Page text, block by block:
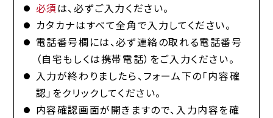
必須は、必ずご入力ください。
カタカナはすべて全角で入力してください。
電話番号欄には、必ず連絡の取れる電話番号
（自宅もしくは携帯電話）をご入力ください。
入力が終わりましたら、フォーム下の「内容確
認」をクリックしてください。
内容確認画面が開きますので、入力内容を確